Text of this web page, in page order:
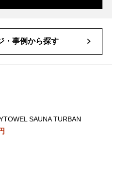
・事例から探す
SAUNA TURBAN